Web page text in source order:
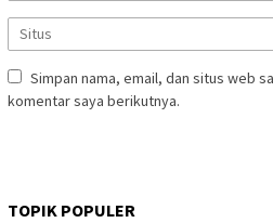
Simpan nama, email, dan situs web
komentar saya berikutnya.
TOPIK POPULER